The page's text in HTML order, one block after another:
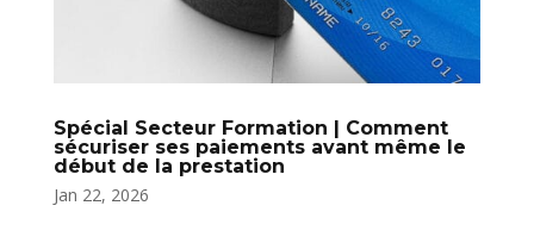
Spécial Secteur Formation | Comment
sécuriser ses paiements avant même le
début de la prestation
Jan 22, 2026